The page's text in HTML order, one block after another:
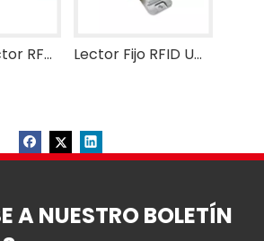
S-8600 Lector RFID UHF RAIN de 4 puertos Lector Fijo RFID UHF S8000
A NUESTRO BOLETÍN